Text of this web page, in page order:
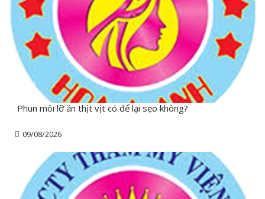
Phun môi lỡ ăn thịt vịt có để lại sẹo không?
09/08/2026